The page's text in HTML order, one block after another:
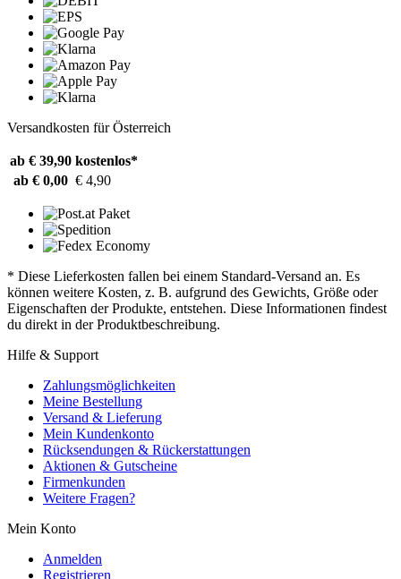
Versandkosten für Österreich
ab € 39,90 kostenlos*
ab € 0,00 € 4,90
* Diese Lieferkosten fallen bei einem Standard-Versand an. Es
können weitere Kosten, z. B. aufgrund des Gewichts, Größe oder
Eigenschaften der Produkte, entstehen. Diese Informationen findest
du direkt in der Produktbeschreibung.
Hilfe & Support
Zahlungsmöglichkeiten
Meine Bestellung
Versand & Lieferung
Mein Kundenkonto
Rücksendungen & Rückerstattungen
Aktionen & Gutscheine
Firmenkunden
Weitere Fragen?
Mein Konto
Anmelden
Registrieren